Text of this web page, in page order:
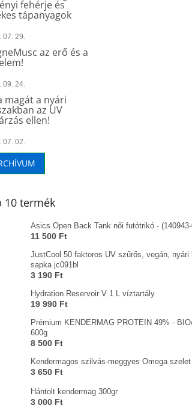
fehérje és
tápanyagok
07. 29.
az erő és a
09. 24.
magát a nyári
az UV
ellen!
07. 02.
10 termék
Asics Open Back Tank női futótrikó -
11 500 Ft
JustCool 50 faktoros UV szűrős, vegán, nyári
sapka jc091bl
3 190 Ft
Hydration Reservoir V 1 L víztartály
19 990 Ft
Prémium KENDERMAG PROTEIN 49% -
600g
8 500 Ft
Kendermagos szilvás-meggyes Omega
3 650 Ft
Hántolt kendermag 300gr
3 000 Ft